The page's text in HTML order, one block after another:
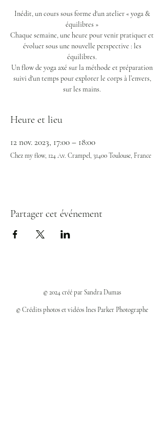
Inédit, un cours sous forme d'un atelier « yoga &
équilibres »
Chaque semaine, une heure pour venir pratiquer et
évoluer sous une nouvelle perspective : les
équilibres.
Un flow de yoga axé sur la méthode et préparation
suivi d'un temps pour explorer le corps à l’envers,
sur les mains.
Heure et lieu
12 nov. 2023, 17:00 – 18:00
Chez my flow, 124 Av. Crampel, 31400 Toulouse, France
Partager cet événement
© 2024 créé par Sandra Dumas
© Crédits photos et vidéos Ines Parker Photographe